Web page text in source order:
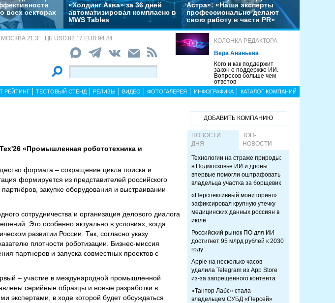
всех секторах
«Холдинг Аква» за 36 дней
автоматизировал комплаенс в
MWS Tables
Астра»: «Наши эксперты
профессионально делают
свою работу в части PR»
МОСКВА 21.3° ЦБ USD 82.17 EUR 94.84
КОЛОНКА РЕДАКТОРА
Вера Ананьева
Кого и как поддержит
закон о поддержке ИИ.
Вопросов больше чем
ответов
РЕЙТИНГ ТЕСТОВЫЙ СТЕНД РЕЛИЗЫ ВИДЕО ФОТОГАЛЕРЕЯ ИНФОГРАФИКА КАТАЛОГ КОМПАНИЙ
«Промышленная робототехника и
формата – сокращение цикла поиска и
формируется из представителей российского
закупке оборудования и выстраивании
сотрудничества и организация делового диалога
Это особенно актуально в условиях, когда
развитии России. Так, согласно указу
плотности роботизации. Бизнес-миссия
партнеров и запуска совместных проектов с
– участие в международной промышленной
серийные образцы и новые разработки в
экспертами, в ходе которой будет обсуждаться
ДОБАВИТЬ КОМПАНИЮ
НОВОСТИ
ДНЯ
ТОП-
НОВОСТИ
Технологии на страже природы:
в Подмосковье ИИ и дроны
впервые помогли оштрафовать
владельца участка за борщевик
«Перспективный мониторинг»
зафиксировал крупную утечку
медицинских данных россиян в
июле
Российский рынок ПО для ИИ
достигнет 95 млрд рублей к 2030
году
Apple на несколько часов
удалила Telegram из App Store
из-за запрещенного контента
«Тантор Лабс» стала
владельцем СУБД «Персей»